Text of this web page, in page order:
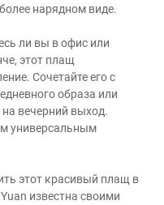
нарядном виде.
ли вы в офис или
этот плащ
Сочетайте его с
образа или
вечерний выход.
универсальным
этот красивый плащ в
известна своими